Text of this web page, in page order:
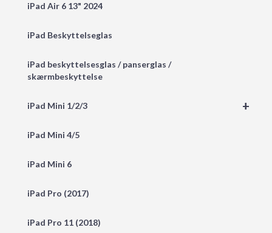
iPad Air 6 13" 2024
iPad Beskyttelseglas
iPad beskyttelsesglas / panserglas /
skærmbeskyttelse
+
iPad Mini 1/2/3
iPad Mini 4/5
iPad Mini 6
iPad Pro (2017)
iPad Pro 11 (2018)